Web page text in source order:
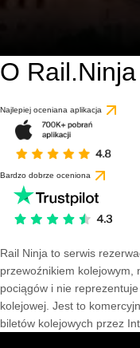
O Rail.Ninja
Najlepiej oceniana aplikacja
Bardzo dobrze oceniona
Rail Ninja to serwis
przewoźnikiem kolejowym,
pociągów i nie
kolejowej. Jest to
biletów kolejowych przez